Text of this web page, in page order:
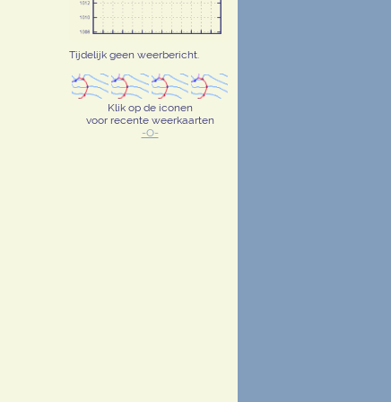
Tijdelijk geen weerbericht.
Klik op de iconen
voor recente weerkaarten
-O-